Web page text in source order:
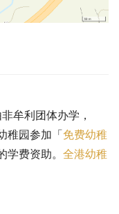
牟利团体办学，
稚园参加「免费幼稚
学费资助。 全港幼稚